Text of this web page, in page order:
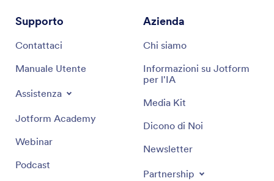
Supporto
Contattaci
Manuale Utente
Assistenza
Jotform Academy
Webinar
Podcast
Azienda
Chi siamo
Informazioni su Jotform
per l'IA
Media Kit
Dicono di Noi
Newsletter
Partnership